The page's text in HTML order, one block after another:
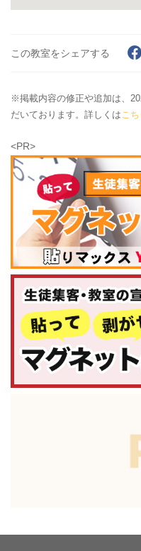
この教室をシェアする
※掲載内容の修正や追加は、
だいております。詳しくは こち
<PR>